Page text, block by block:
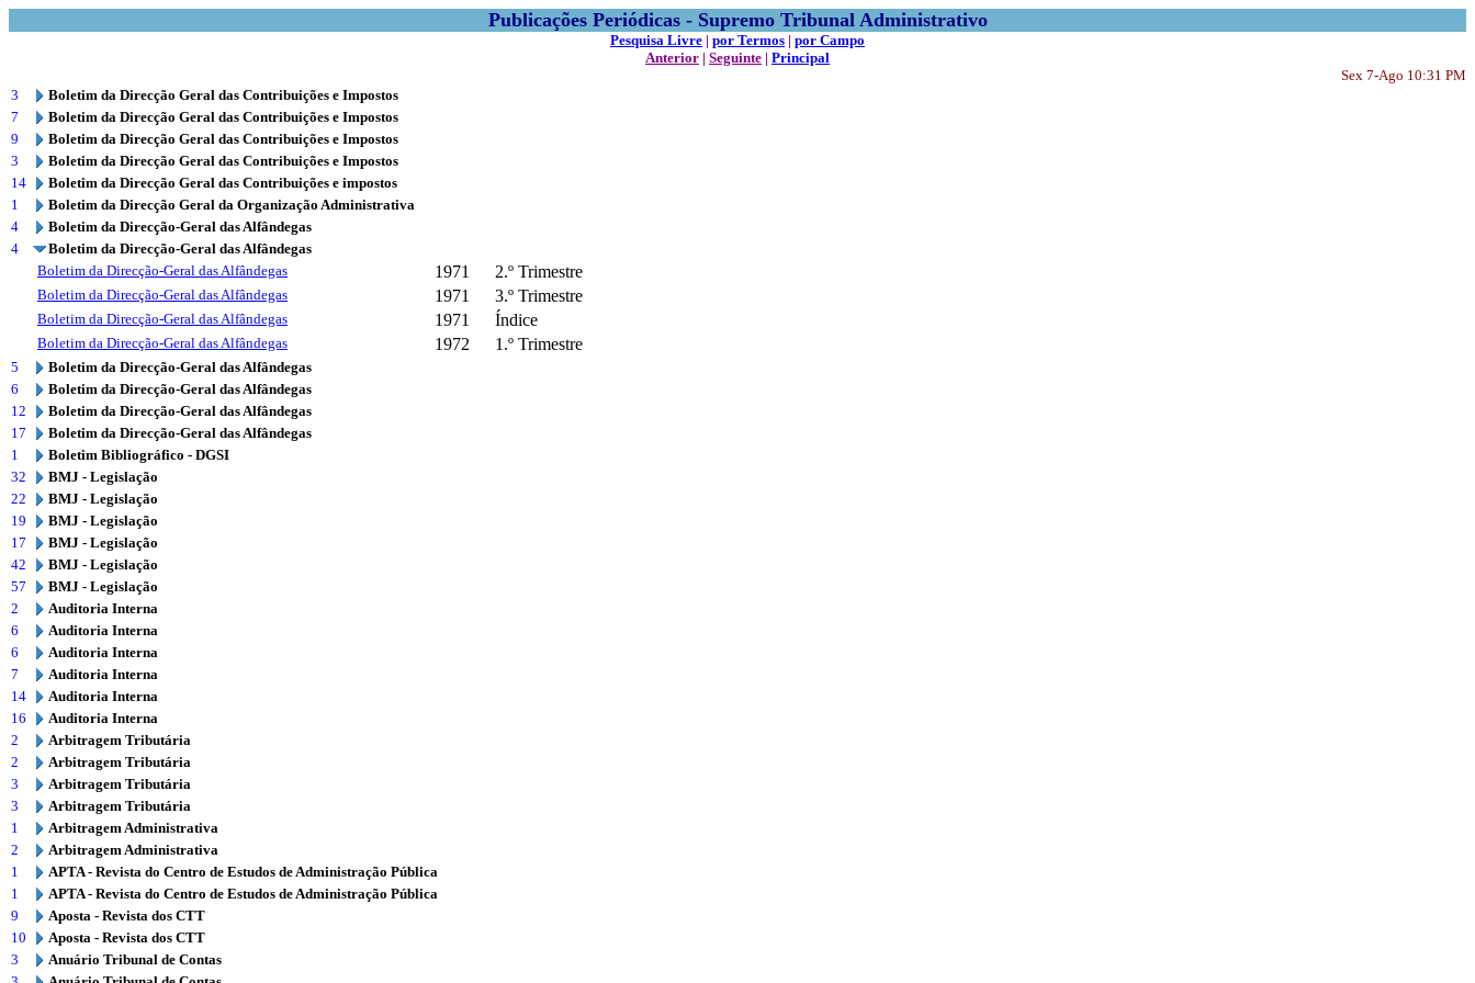
Publicações Periódicas - Supremo Tribunal Administrativo
Pesquisa Livre | por Termos | por Campo
Anterior | Seguinte | Principal
Sex 7-Ago 10:31 PM
3
Boletim da Direcção Geral das Contribuições e Impostos
7
Boletim da Direcção Geral das Contribuições e Impostos
9
Boletim da Direcção Geral das Contribuições e Impostos
3
Boletim da Direcção Geral das Contribuições e Impostos
14
Boletim da Direcção Geral das Contribuições e impostos
1
Boletim da Direcção Geral da Organização Administrativa
4
Boletim da Direcção-Geral das Alfândegas
4
Boletim da Direcção-Geral das Alfândegas
Boletim da Direcção-Geral das Alfândegas
1971 2.º Trimestre
Boletim da Direcção-Geral das Alfândegas 1971 3.º Trimestre
Boletim da Direcção-Geral das Alfândegas 1971 Índice
Boletim da Direcção-Geral das Alfândegas 1972 1.º Trimestre
5
Boletim da Direcção-Geral das Alfândegas
6
Boletim da Direcção-Geral das Alfândegas
12
Boletim da Direcção-Geral das Alfândegas
17
Boletim da Direcção-Geral das Alfândegas
1
Boletim Bibliográfico - DGSI
32
BMJ - Legislação
22
BMJ - Legislação
19
BMJ - Legislação
17
BMJ - Legislação
42
BMJ - Legislação
57
BMJ - Legislação
2
Auditoria Interna
6
Auditoria Interna
6
Auditoria Interna
7
Auditoria Interna
14
Auditoria Interna
16
Auditoria Interna
2
Arbitragem Tributária
2
Arbitragem Tributária
3
Arbitragem Tributária
3
Arbitragem Tributária
1
Arbitragem Administrativa
2
Arbitragem Administrativa
1
APTA - Revista do Centro de Estudos de Administração Pública
1
APTA - Revista do Centro de Estudos de Administração Pública
9
Aposta - Revista dos CTT
10
Aposta - Revista dos CTT
3
Anuário Tribunal de Contas